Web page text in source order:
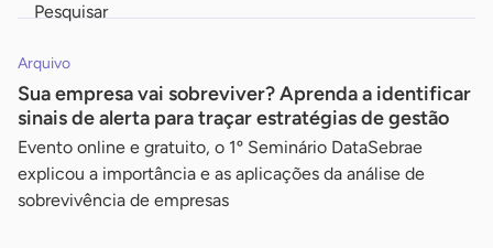
Pesquisar
Arquivo
Sua empresa vai sobreviver? Aprenda a identificar
sinais de alerta para traçar estratégias de gestão
Evento online e gratuito, o 1º Seminário DataSebrae
explicou a importância e as aplicações da análise de
sobrevivência de empresas